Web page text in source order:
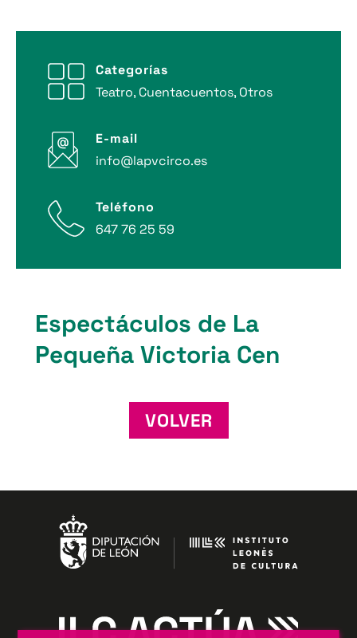
Categorías
Teatro, Cuentacuentos, Otros
E-mail
info@lapvcirco.es
Teléfono
647 76 25 59
Espectáculos de La
Pequeña Victoria Cen
VOLVER